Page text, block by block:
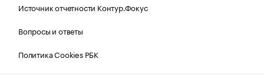
Источник отчетности Контур.Фокус
Вопросы и ответы
Политика Cookies РБК